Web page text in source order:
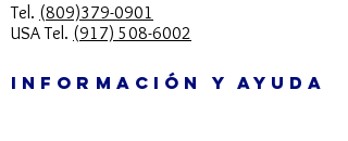
Tel. (809)379-0901
USA Tel. (917) 508-6002
INFORMACIÓN Y AYUDA